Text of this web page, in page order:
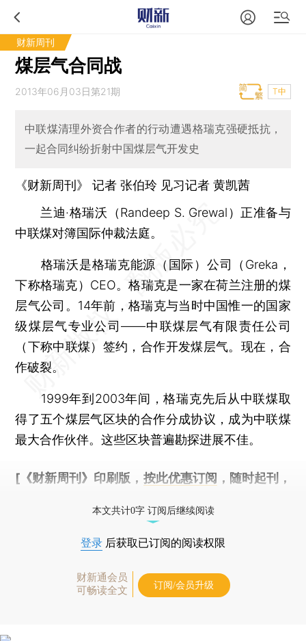
财新周刊
煤层气合同战
2013年06月03日第21期 T中
中联煤清理外资合作者的行动遭遇格瑞克强硬抵抗，
一起合同纠纷折射中国煤层气开发史
《财新周刊》 记者张伯玲 见习记者黄凯茜
兰迪·格瑞沃（Randeep S. Grewal）正准备与
中联煤对簿国际仲裁法庭。
格瑞沃是格瑞克能源（国际）公司（Greka，
下称格瑞克）CEO。格瑞克是一家在荷兰注册的煤
层气公司。14年前，格瑞克与当时中国惟一的国家
级煤层气专业公司——中联煤层气有限责任公司
（下称中联煤）签约，合作开发煤层气。现在，合
作破裂。
1999年到2003年间，格瑞克先后从中联煤取
得了五个煤层气区块的合作分成协议，成为中联煤
最大合作伙伴。这些区块普遍勘探进展不佳。
[《财新周刊》印刷版， 按此优惠订阅 ，随时起刊，
本文共计0字 订阅后继续阅读
登录 后获取已订阅的阅读权限
财新通会员
可畅读全文
订阅/会员升级